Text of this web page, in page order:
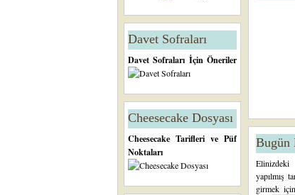
Davet Sofraları
Davet Sofraları İçin Öneriler
Cheesecake Dosyası
Cheesecake Tarifleri ve Püf
Noktaları
Bugün
yapılmış
girmek